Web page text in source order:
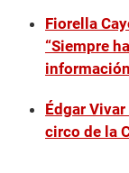
Fiorella
“Siempre
Édgar
circo de la